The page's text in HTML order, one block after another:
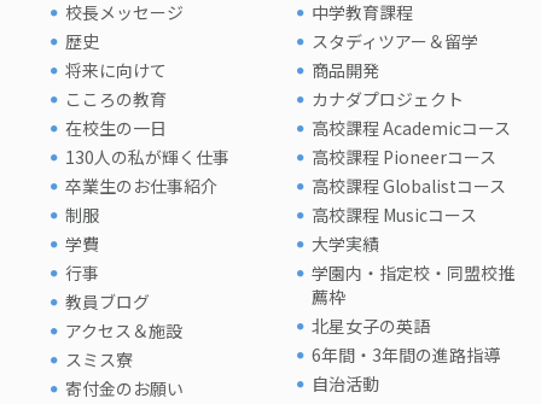
校長メッセージ
歴史
将来に向けて
こころの教育
在校生の一日
130人の私が輝く仕事
卒業生のお仕事紹介
制服
学費
行事
教員ブログ
アクセス＆施設
スミス寮
寄付金のお願い
中学教育課程
スタディツアー＆留学
商品開発
カナダプロジェクト
高校課程 Academicコース
高校課程 Pioneerコース
高校課程 Globalistコース
高校課程 Musicコース
大学実績
学園内・指定校・同盟校推
薦枠
北星女子の英語
6年間・3年間の進路指導
自治活動